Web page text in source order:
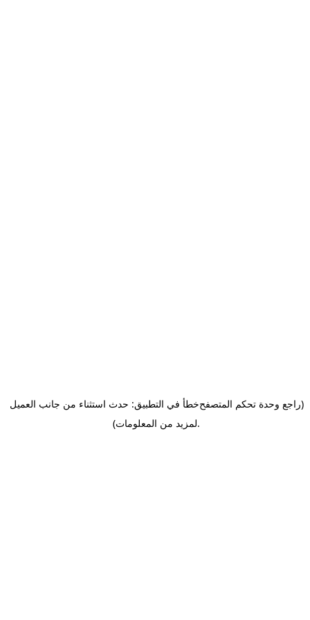
خطأ في التطبيق: حدث استثناء من جانب العميل(راجع وحدة تحكم المتصفح
لمزيد من المعلومات).